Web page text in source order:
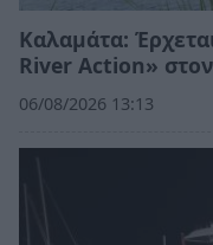
Καλαμάτα:
River Action»
06/08/2026 13:13